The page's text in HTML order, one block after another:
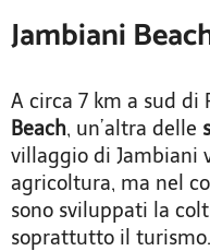
Jambiani
A circa 7 km a sud di
Beach, un’altra delle
villaggio di Jambiani
agricoltura, ma nel
sono sviluppati la
soprattutto il turismo.